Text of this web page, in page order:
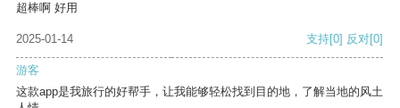
超棒啊 好用
2025-01-14 支持[0] 反对[0]
游客
这款app是我旅行的好帮手，让我能够轻松找到目的地，了解当地的风土